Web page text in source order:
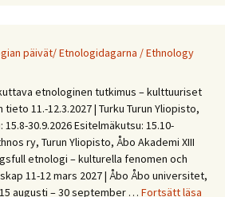
päivät/ Etnologidagarna / Ethnology
etnologinen tutkimus – kulttuuriset
11.-12.3.2027 | Turku Turun Yliopisto,
30.9.2026 Esitelmäkutsu: 15.10-
ry, Turun Yliopisto, Åbo Akademi XIII
etnologi – kulturella fenomen och
11-12 mars 2027 | Åbo Åbo universitet,
augusti – 30 september … Fortsätt läsa